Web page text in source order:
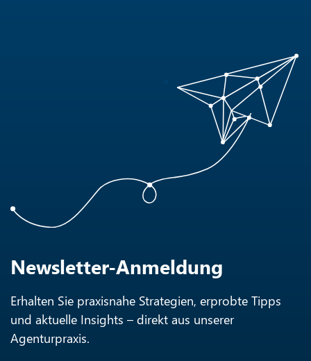
Newsletter-Anmeldung
Erhalten Sie praxisnahe Strategien, erprobte Tipps
und aktuelle Insights – direkt aus unserer
Agenturpraxis.